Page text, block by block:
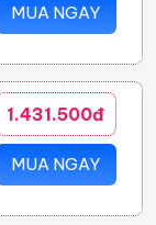
MUA NGAY
1.431.500đ
MUA NGAY